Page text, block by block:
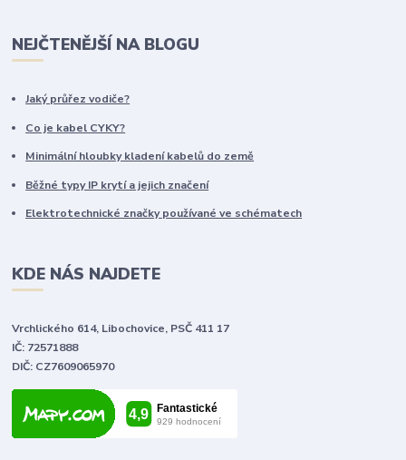
NEJČTENĚJŠÍ NA BLOGU
Jaký průřez vodiče?
Co je kabel CYKY?
Minimální hloubky kladení kabelů do země
Běžné typy IP krytí a jejich značení
Elektrotechnické značky používané ve schématech
KDE NÁS NAJDETE
Vrchlického 614, Libochovice, PSČ 411 17
IČ: 72571888
DIČ: CZ7609065970